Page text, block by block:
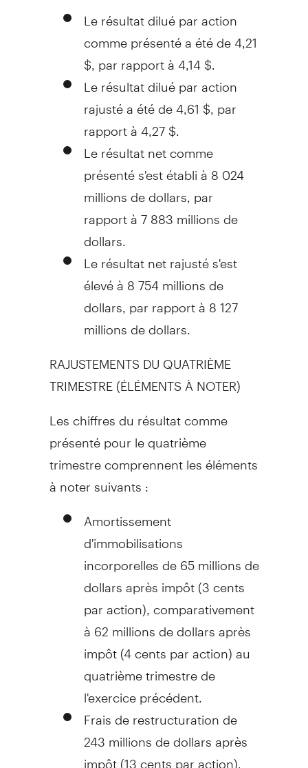
Le résultat dilué par action
comme présenté a été de 4,21
$, par rapport à 4,14 $.
Le résultat dilué par action
rajusté a été de 4,61 $, par
rapport à 4,27 $.
Le résultat net comme
présenté s'est établi à 8 024
millions de dollars, par
rapport à 7 883 millions de
dollars.
Le résultat net rajusté s'est
élevé à 8 754 millions de
dollars, par rapport à 8 127
millions de dollars.
RAJUSTEMENTS DU QUATRIÈME
TRIMESTRE (ÉLÉMENTS À NOTER)
Les chiffres du résultat comme
présenté pour le quatrième
trimestre comprennent les éléments
à noter suivants :
Amortissement
d'immobilisations
incorporelles de 65 millions de
dollars après impôt (3 cents
par action), comparativement
à 62 millions de dollars après
impôt (4 centspar action) au
quatrième trimestre de
l'exercice précédent.
Frais de restructuration de
243 millions de dollars après
impôt (13 centspar action).